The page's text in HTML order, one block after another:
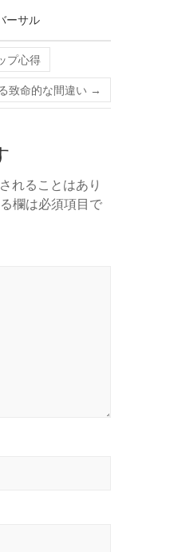
ーサル
プ心得
致命的な間違い →
れることはあり
欄は必須項目で